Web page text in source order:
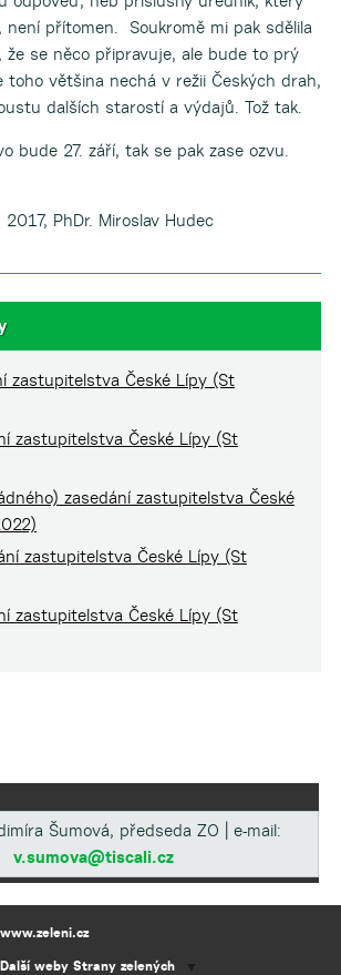
přítomen. Soukromě mi pak sdělila
že se něco připravuje, ale bude to prý
toho většina nechá v režii Českých drah,
dalších starostí a výdajů. Tož tak.
bude 27. září, tak se pak zase ozvu.
8. 2017, PhDr. Miroslav Hudec
zastupitelstva České Lípy (St
zastupitelstva České Lípy (St
zasedání zastupitelstva České
zastupitelstva České Lípy (St
zastupitelstva České Lípy (St
Šumová, předseda ZO | e-mail:
v.sumova@tiscali.cz
www.zeleni.cz
Další weby Strany zelených
▼